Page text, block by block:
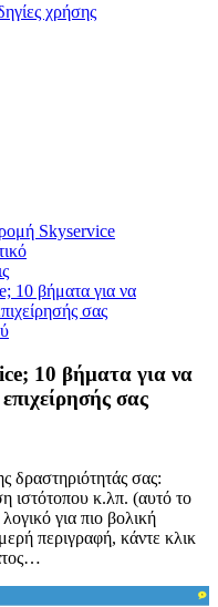
χρήσης
Skyservice
10 βήματα για να
σας
10 βήματα για να
σας
δραστηριότητάς σας:
ιστότοπου κ.λπ. (αυτό το
λογικό για πιο βολική
περιγραφή, κάντε κλικ